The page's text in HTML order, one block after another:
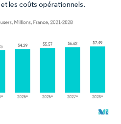
les coûts opérationnels.